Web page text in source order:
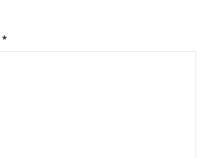
*